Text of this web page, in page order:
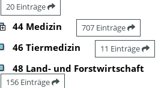
20 Einträge
44 Medizin 707 Einträge
46 Tiermedizin 11 Einträge
48 Land- und Forstwirtschaft
156 Einträge